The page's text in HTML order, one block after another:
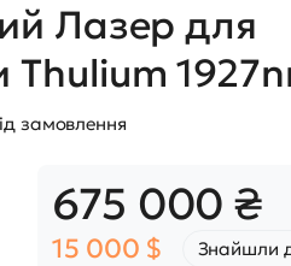
Лазер для
замовлення
675 000 ₴
15 000 $ Знайшли